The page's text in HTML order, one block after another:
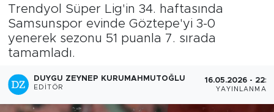
Trendyol Süper Lig'in 34. haftasında
Samsunspor evinde Göztepe'yi 3-0
yenerek sezonu 51 puanla 7. sırada
tamamladı.
DUYGU ZEYNEP KURUMAHMUTOĞLU
EDITÖR
16.05.2026 -
YAYINLANMA